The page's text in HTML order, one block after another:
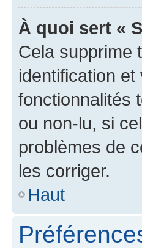
À quoi sert «
Cela supprime
identification
fonctionnalités
ou non-lu, si
problèmes de
les corriger.
Haut